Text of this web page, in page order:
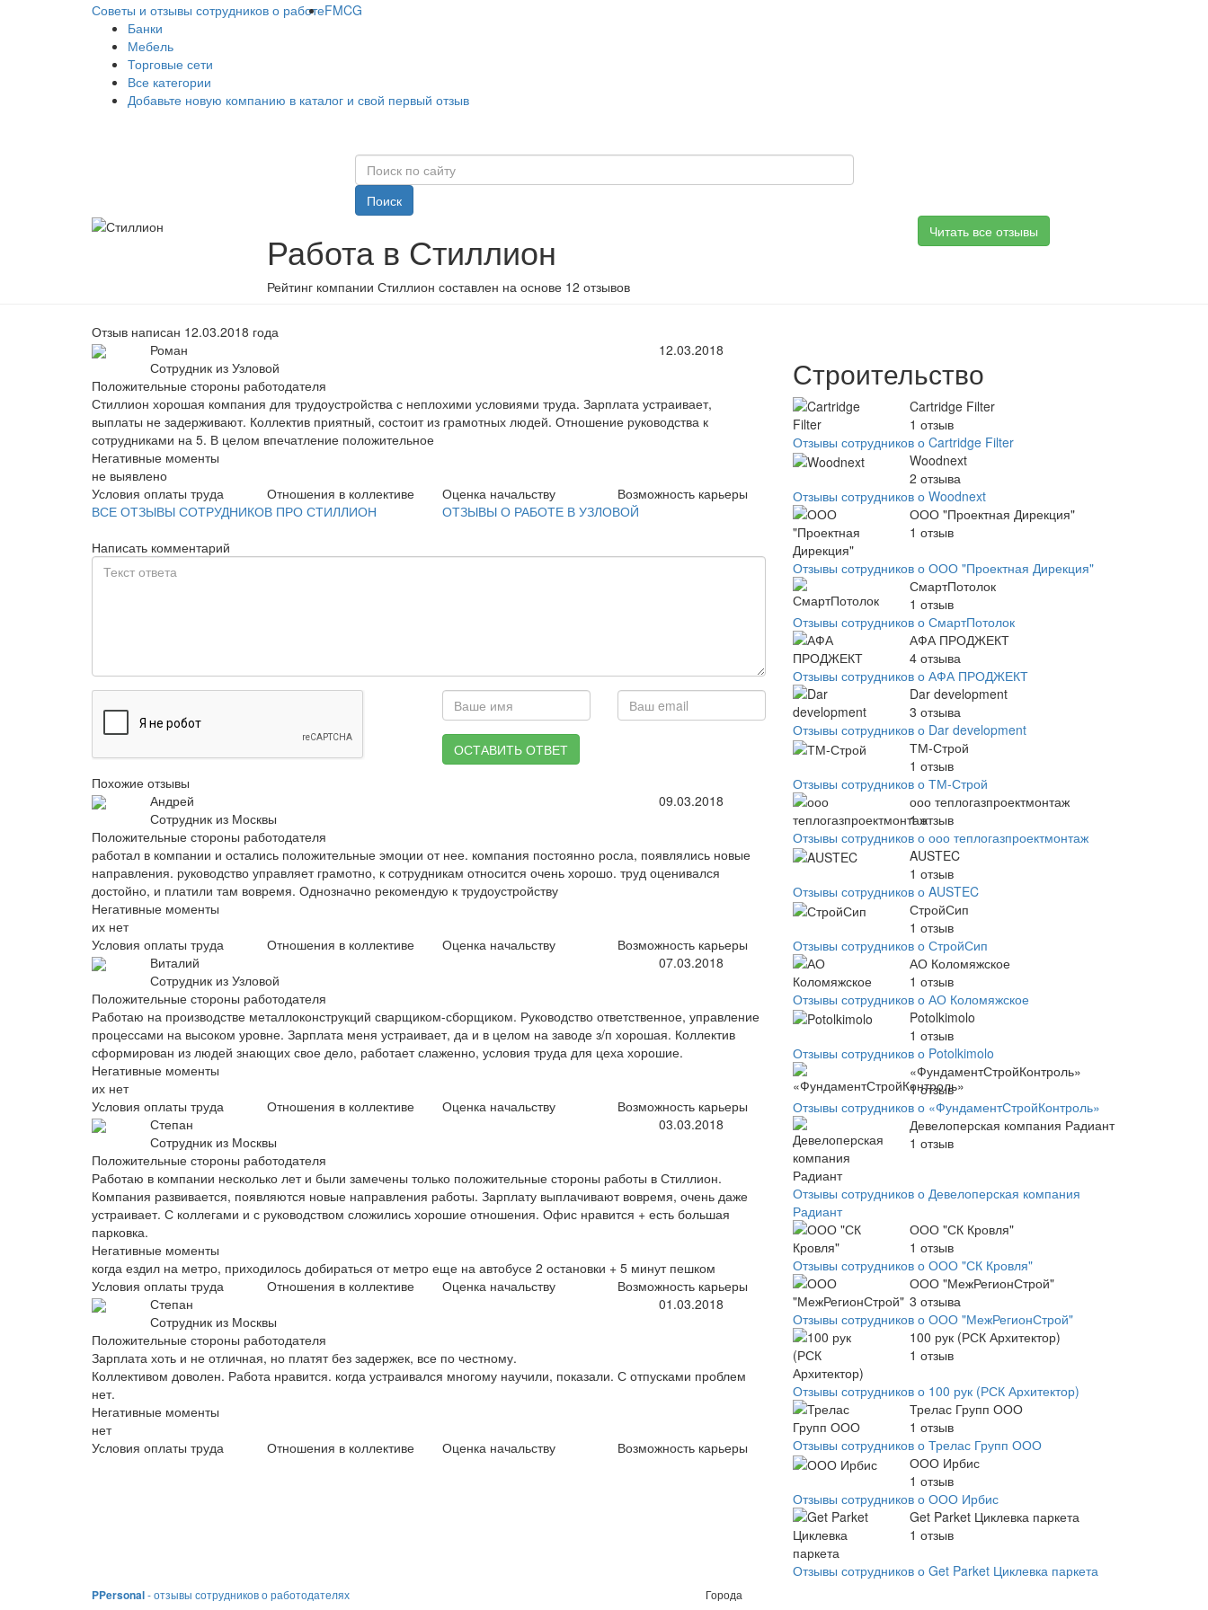
Советы и отзывы сотрудников о работеFMCG
Банки
Мебель
Торговые сети
Все категории
Добавьте новую компанию в каталог и свой первый отзыв
Поиск
Работа в Стиллион
Рейтинг компании Стиллион составлен на основе 12 отзывов
Читать все отзывы
Отзыв написан 12.03.2018 года
Роман
Сотрудник из Узловой
12.03.2018
Положительные стороны работодателя
Стиллион хорошая компания для трудоустройства с неплохими условиями труда. Зарплата устраивает,
выплаты не задерживают. Коллектив приятный, состоит из грамотных людей. Отношение руководства к
сотрудниками на 5. В целом впечатление положительное
Негативные моменты
не выявлено
Условия оплаты труда
Отношения в коллективе Оценка начальству
Возможность карьеры
ВСЕ ОТЗЫВЫ СОТРУДНИКОВ ПРО СТИЛЛИОН
ОТЗЫВЫ О РАБОТЕ В УЗЛОВОЙ
Написать комментарий
ОСТАВИТЬ ОТВЕТ
Похожие отзывы
Андрей
Сотрудник из Москвы
09.03.2018
Положительные стороны работодателя
работал в компании и остались положительные эмоции от нее. компания постоянно росла, появлялись новые
направления. руководство управляет грамотно, к сотрудникам относится очень хорошо. труд оценивался
достойно, и платили там вовремя. Однозначно рекомендую к трудоустройству
Негативные моменты
их нет
Условия оплаты труда
Отношения в коллективе Оценка начальству
Возможность карьеры
Виталий
Сотрудник из Узловой
07.03.2018
Положительные стороны работодателя
Работаю на производстве металлоконструкций сварщиком-сборщиком. Руководство ответственное, управление
процессами на высоком уровне. Зарплата меня устраивает, да и в целом на заводе з/п хорошая. Коллектив
сформирован из людей знающих свое дело, работает слаженно, условия труда для цеха хорошие.
Негативные моменты
их нет
Условия оплаты труда
Отношения в коллективе Оценка начальству
Возможность карьеры
Степан
Сотрудник из Москвы
03.03.2018
Положительные стороны работодателя
Работаю в компании несколько лет и были замечены только положительные стороны работы в Стиллион.
Компания развивается, появляются новые направления работы. Зарплату выплачивают вовремя, очень даже
устраивает. С коллегами и с руководством сложились хорошие отношения. Офис нравится + есть большая
парковка.
Негативные моменты
когда ездил на метро, приходилось добираться от метро еще на автобусе 2 остановки + 5 минут пешком
Условия оплаты труда
Отношения в коллективе Оценка начальству
Возможность карьеры
Степан
Сотрудник из Москвы
01.03.2018
Положительные стороны работодателя
Зарплата хоть и не отличная, но платят без задержек, все по честному.
Коллективом доволен. Работа нравится. когда устраивался многому научили, показали. С отпусками проблем
нет.
Негативные моменты
нет
Условия оплаты труда
Отношения в коллективе Оценка начальству Возможность карьеры
Строительство
Cartridge Filter
1 отзыв
Отзывы сотрудников о Cartridge Filter
Woodnext
2 отзыва
Отзывы сотрудников о Woodnext
ООО "Проектная Дирекция"
1 отзыв
Отзывы сотрудников о ООО "Проектная Дирекция"
СмартПотолок
1 отзыв
Отзывы сотрудников о СмартПотолок
АФА ПРОДЖЕКТ
4 отзыва
Отзывы сотрудников о АФА ПРОДЖЕКТ
Dar development
3 отзыва
Отзывы сотрудников о Dar development
ТМ-Строй
1 отзыв
Отзывы сотрудников о ТМ-Строй
ооо теплогазпроектмонтаж
1отзыв
Отзывы сотрудников о ооо теплогазпроектмонтаж
AUSTEC
1 отзыв
Отзывы сотрудников о AUSTEC
СтройСип
1 отзыв
Отзывы сотрудников о СтройСип
АО Коломяжское
1 отзыв
Отзывы сотрудников о АО Коломяжское
Potolkimolo
1 отзыв
Отзывы сотрудников о Potolkimolo
«ФундаментСтройКонтроль»
1отзыв
Отзывы сотрудников о «ФундаментСтройКонтроль»
Девелоперская компания Радиант
1 отзыв
Отзывы сотрудников о Девелоперская компания
Радиант
ООО "СК Кровля"
1 отзыв
Отзывы сотрудников о ООО "СК Кровля"
ООО "МежРегионСтрой"
3 отзыва
Отзывы сотрудников о ООО "МежРегионСтрой"
100 рук (РСК Архитектор)
1 отзыв
Отзывы сотрудников о 100 рук (РСК Архитектор)
Трелас Групп ООО
1 отзыв
Отзывы сотрудников о Трелас Групп ООО
ООО Ирбис
1 отзыв
Отзывы сотрудников о ООО Ирбис
Get Parket Циклевка паркета
1 отзыв
Отзывы сотрудников о Get Parket Циклевка паркета
PPersonal- отзывы сотрудников о работодателях Города